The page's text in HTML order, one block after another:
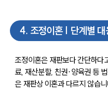
4. 조정이혼 | 단계별 대
조정이혼은 재판보다 간단하다
료, 재산분할, 친권·양육권 등
은 재판상 이혼과 다르지 않습니